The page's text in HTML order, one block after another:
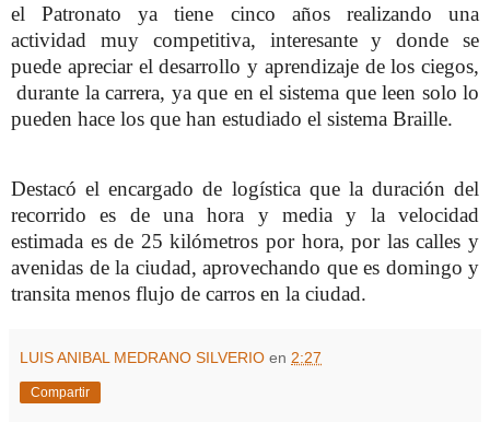
el Patronato ya tiene cinco años realizando una
actividad muy competitiva, interesante y donde se
puede apreciar el desarrollo y aprendizaje de los ciegos,
durante la carrera, ya que en el sistema que leen solo lo
pueden hace los que han estudiado el sistema Braille.
Destacó el encargado de logística que la duración del
recorrido es de una hora y media y la velocidad
estimada es de 25 kilómetros por hora, por las calles y
avenidas de la ciudad, aprovechando que es domingo y
transita menos flujo de carros en la ciudad.
LUIS ANIBAL MEDRANO SILVERIO en 2:27
Compartir